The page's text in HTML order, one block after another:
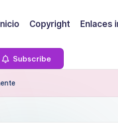
Copyright Enlaces
Subscribe